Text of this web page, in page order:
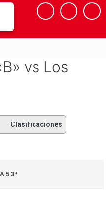
vs Los
Clasificaciones
5 3ª